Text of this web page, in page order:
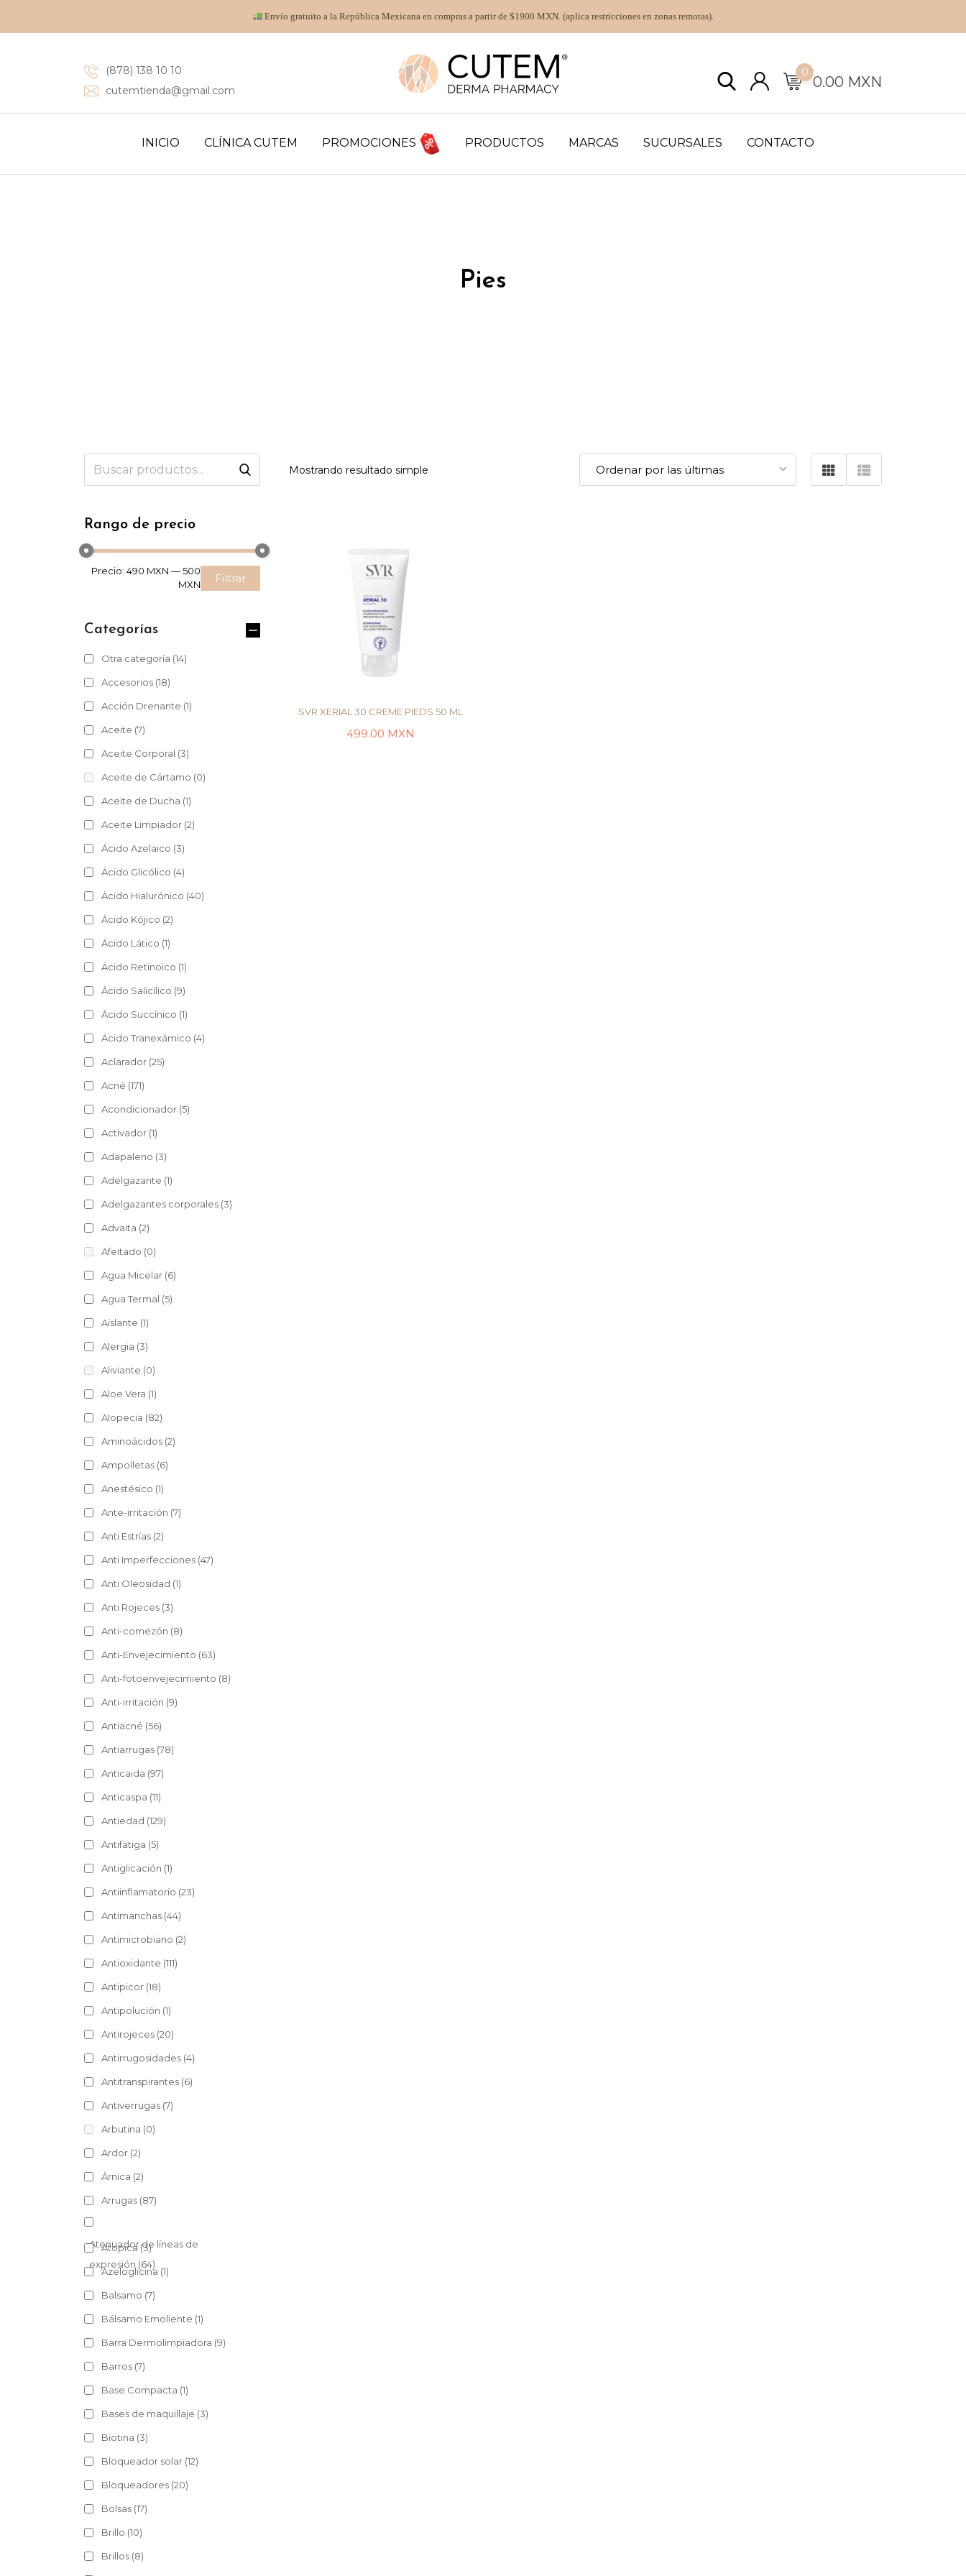
Envío gratuito a la República Mexicana en compras a partir de $1900 MXN. (aplica restricciones en zonas remotas).
(878) 138 10 10
cutemtienda@gmail.com
0.00 MXN
0
INICIO CLÍNICA CUTEM PROMOCIONES PRODUCTOS MARCAS SUCURSALES CONTACTO
Pies
Rango de precio
Filtrar
Precio: 490 MXN —500
MXN
Categorías
Otra categoría (14)
Accesorios (18)
Acción Drenante (1)
Aceite (7)
Aceite Corporal (3)
Aceite de Cártamo (0)
Aceite de Ducha (1)
Aceite Limpiador (2)
Ácido Azelaico (3)
Ácido Glicólico (4)
Ácido Hialurónico (40)
Ácido Kójico (2)
Ácido Lático (1)
Ácido Retinoico (1)
Ácido Salicílico (9)
Ácido Succínico (1)
Ácido Tranexámico (4)
Aclarador (25)
Acné (171)
Acondicionador (5)
Activador (1)
Adapaleno (3)
Adelgazante (1)
Adelgazantes corporales (3)
Advaita (2)
Afeitado (0)
Agua Micelar (6)
Agua Termal (5)
Aislante (1)
Alergia (3)
Aliviante (0)
Aloe Vera (1)
Alopecia (82)
Aminoácidos (2)
Ampolletas (6)
Anestésico (1)
Ante-irritación (7)
Anti Estrías (2)
Anti Imperfecciones (47)
Anti Oleosidad (1)
Anti Rojeces (3)
Anti-comezón (8)
Anti-Envejecimiento (63)
Anti-fotoenvejecimiento (8)
Anti-irritación (9)
Antiacné (56)
Antiarrugas (78)
Anticaida (97)
Anticaspa (11)
Antiedad (129)
Antifatiga (5)
Antiglicación (1)
Antiinflamatorio (23)
Antimanchas (44)
Antimicrobiano (2)
Antioxidante (111)
Antipicor (18)
Antipolución (1)
Antirojeces (20)
Antirrugosidades (4)
Antitranspirantes (6)
Antiverrugas (7)
Arbutina (0)
Ardor (2)
Árnica (2)
Arrugas (87)
Atenuador de líneas de
expresión (64)
Atopica (3)
Azeloglicina (1)
Balsamo (7)
Bálsamo Emoliente (1)
Barra Dermolimpiadora (9)
Barros (7)
Base Compacta (1)
Bases de maquillaje (3)
Biotina (3)
Bloqueador solar (12)
Bloqueadores (20)
Bolsas (17)
Brillo (10)
Brillos (8)
Mostrando resultado simple
SVR XERIAL 30 CREME PIEDS 50 ML
499.00 MXN